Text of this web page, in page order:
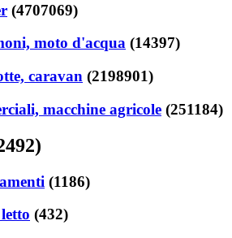
(4707069)
moto d'acqua (14397)
caravan (2198901)
macchine agricole (251184)
(1186)
(432)